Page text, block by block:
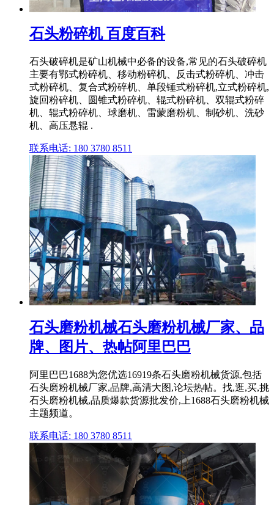
石头粉碎机 百度百科
石头破碎机是矿山机械中必备的设备,常见的石头破碎机
主要有鄂式粉碎机、移动粉碎机、反击式粉碎机、冲击
式粉碎机、复合式粉碎机、单段锤式粉碎机,立式粉碎机,
旋回粉碎机、圆锥式粉碎机、辊式粉碎机、双辊式粉碎
机、辊式粉碎机、球磨机、雷蒙磨粉机、制砂机、洗砂
机、高压悬辊 .
联系电话: 180 3780 8511
石头磨粉机械石头磨粉机械厂家、品
牌、图片、热帖阿里巴巴
阿里巴巴1688为您优选16919条石头磨粉机械货源,包括
石头磨粉机械厂家,品牌,高清大图,论坛热帖。找,逛,买,挑
石头磨粉机械,品质爆款货源批发价,上1688石头磨粉机械
主题频道。
联系电话: 180 3780 8511